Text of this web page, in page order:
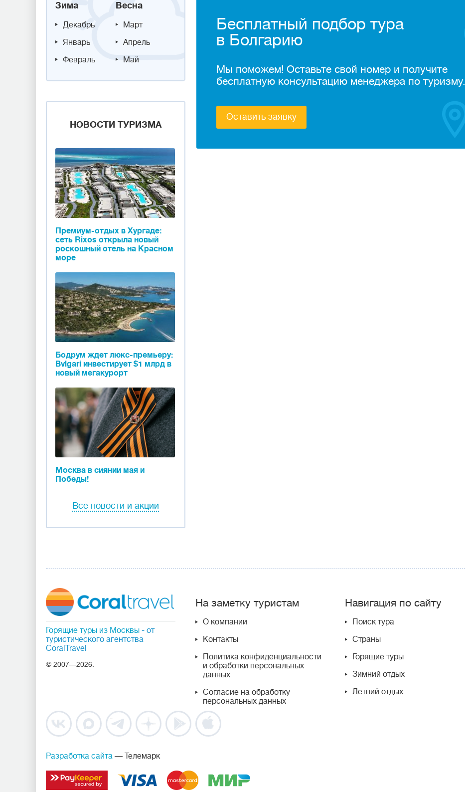
Зима
Декабрь
Январь
Февраль
Весна
Март
Апрель
Май
НОВОСТИ ТУРИЗМА
Премиум-отдых в Хургаде:
сеть Rixos открыла новый
роскошный отель на Красном
море
Бодрум ждет люкс-премьеру:
Bvlgari инвестирует $1 млрд в
новый мегакурорт
Москва в сиянии мая и
Победы!
Все новости и акции
Бесплатный подбор тура
в Болгарию
Мы поможем! Оставьте свой номер и получите
бесплатную консультацию менеджера по туризму.
Оставить заявку
Горящие туры из Москвы - от
туристического агентства
CoralTravel
© 2007—2026.
На заметку туристам
О компании
Контакты
Политика конфиденциальности
и обработки персональных
данных
Согласие на обработку
персональных данных
Навигация по сайту
Поиск тура
Страны
Горящие туры
Зимний отдых
Летний отдых
Разработка сайта — Телемарк